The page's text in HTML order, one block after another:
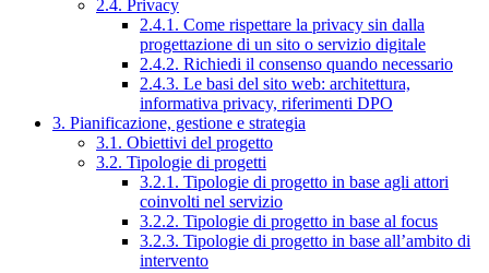
2.4. Privacy
2.4.1. Come rispettare la privacy sin dalla
progettazione di un sito o servizio digitale
2.4.2. Richiedi il consenso quando necessario
2.4.3. Le basi del sito web: architettura,
informativa privacy, riferimenti DPO
3. Pianificazione, gestione e strategia
3.1. Obiettivi del progetto
3.2. Tipologie di progetti
3.2.1. Tipologie di progetto in base agli attori
coinvolti nel servizio
3.2.2. Tipologie di progetto in base al focus
3.2.3. Tipologie di progetto in base all’ambito di
intervento